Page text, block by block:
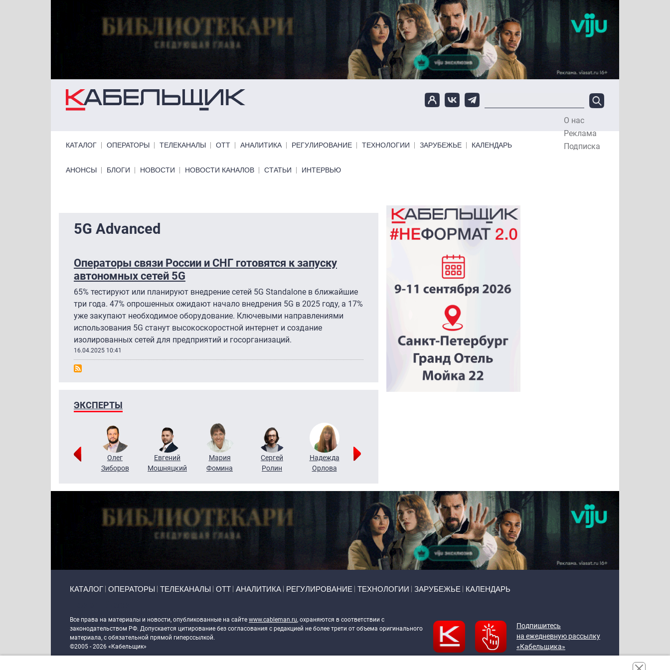
О нас
Реклама
Подписка
КАТАЛОГ ОПЕРАТОРЫ ТЕЛЕКАНАЛЫ ОТТ АНАЛИТИКА РЕГУЛИРОВАНИЕ ТЕХНОЛОГИИ ЗАРУБЕЖЬЕ КАЛЕНДАРЬ
Primary links bottom
АНОНСЫ БЛОГИ НОВОСТИ НОВОСТИ КАНАЛОВ СТАТЬИ ИНТЕРВЬЮ
5G Advanced
Операторы связи России и СНГ готовятся к запуску
автономных сетей 5G
65% тестируют или планируют внедрение сетей 5G Standalone в ближайшие
три года. 47% опрошенных ожидают начало внедрения 5G в 2025 году, а 17%
уже закупают необходимое оборудование. Ключевыми направлениями
использования 5G станут высокоскоростной интернет и создание
изолированных сетей для предприятий и госорганизаций.
16.04.2025 10:41
ЭКСПЕРТЫ
Григорий
Олег
Зиборов
Евгений
Мошняцкий
Мария
Фомина
Сергей
Ролин
Надежда
Орлова
КАТАЛОГ ОПЕРАТОРЫ ТЕЛЕКАНАЛЫ ОТТ АНАЛИТИКА РЕГУЛИРОВАНИЕ ТЕХНОЛОГИИ ЗАРУБЕЖЬЕ КАЛЕНДАРЬ
Все права на материалы и новости, опубликованные на сайте www.cableman.ru, охраняются в соответствии с
законодательством РФ. Допускается цитирование без согласования с редакцией не более трети от объема оригинального
материала, с обязательной прямой гиперссылкой.
©2005 - 2026 «Кабельщик»
Подпишитесь
на ежедневную рассылку
«Кабельщика»